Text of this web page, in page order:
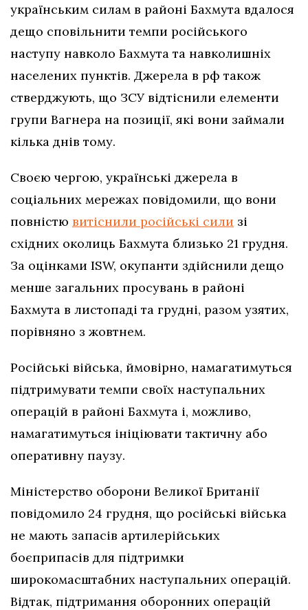
українським силам в районі Бахмута вдалося
дещо сповільнити темпи російського
наступу навколо Бахмута та навколишніх
населених пунктів. Джерела в рф також
стверджують, що ЗСУ відтіснили елементи
групи Вагнера на позиції, які вони займали
кілька днів тому.
Своєю чергою, українські джерела в
соціальних мережах повідомили, що вони
повністю витіснили російські сили зі
східних околиць Бахмута близько 21 грудня.
За оцінками ISW, окупанти здійснили дещо
менше загальних просувань в районі
Бахмута в листопаді та грудні, разом узятих,
порівняно з жовтнем.
Російські війська, ймовірно, намагатимуться
підтримувати темпи своїх наступальних
операцій в районі Бахмута і, можливо,
намагатимуться ініціювати тактичну або
оперативну паузу.
Міністерство оборони Великої Британії
повідомило 24 грудня, що російські війська
не мають запасів артилерійських
боєприпасів для підтримки
широкомасштабних наступальних операцій.
Відтак, підтримання оборонних операцій